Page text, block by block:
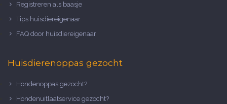
Registreren als baasje
Tips huisdiereigenaar
FAQ door huisdiereigenaar
Huisdierenoppas gezocht
Hondenoppas gezocht?
Hondenuitlaatservice gezocht?